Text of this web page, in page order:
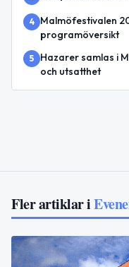
4
Malmöfestivalen
programöversikt
5
Hazarer samlas i
och utsatthet
Fler artiklar i